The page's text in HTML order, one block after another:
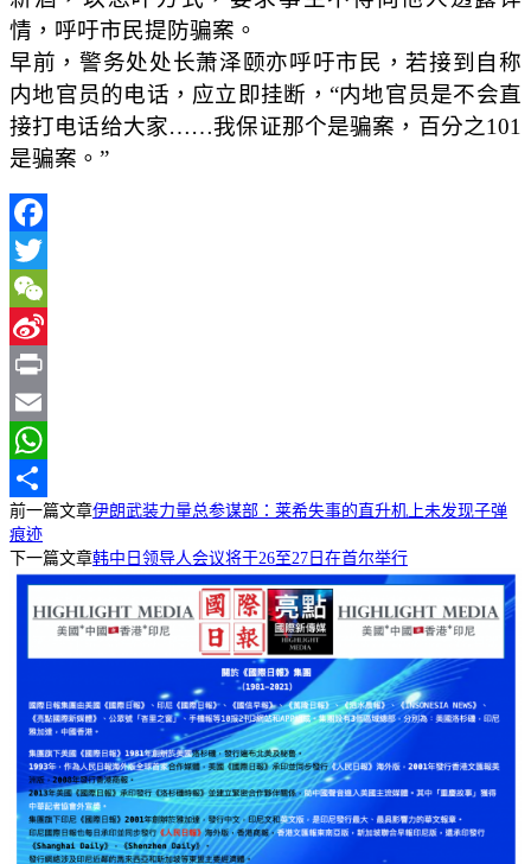
情，呼吁市民提防骗案。
早前，警务处处长萧泽颐亦呼吁市民，若接到自称
内地官员的电话，应立即挂断，“内地官员是不会直
接打电话给大家……我保证那个是骗案，百分之101
是骗案。”
Facebook
Twitter
WeChat
Sina
Weibo
Print
Email
WhatsApp
分
享
前一篇文章伊朗武装力量总参谋部：莱希失事的直升机上未发现子弹
痕迹
下一篇文章韩中日领导人会议将于26至27日在首尔举行